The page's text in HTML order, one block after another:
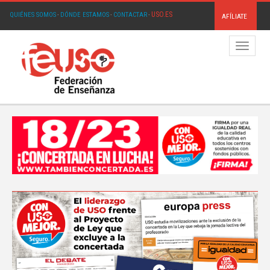
QUIÉNES SOMOS· DÓNDE ESTAMOS· CONTACTAR· USO.ES AFÍLIATE
Menú